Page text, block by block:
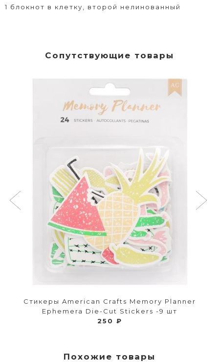
1 блокнот в клетку, второй нелинованный
Сопутствующие товары
Стикеры American Crafts Memory Planner
Ephemera Die-Cut Stickers -9 шт
250 ₽
Похожие товары